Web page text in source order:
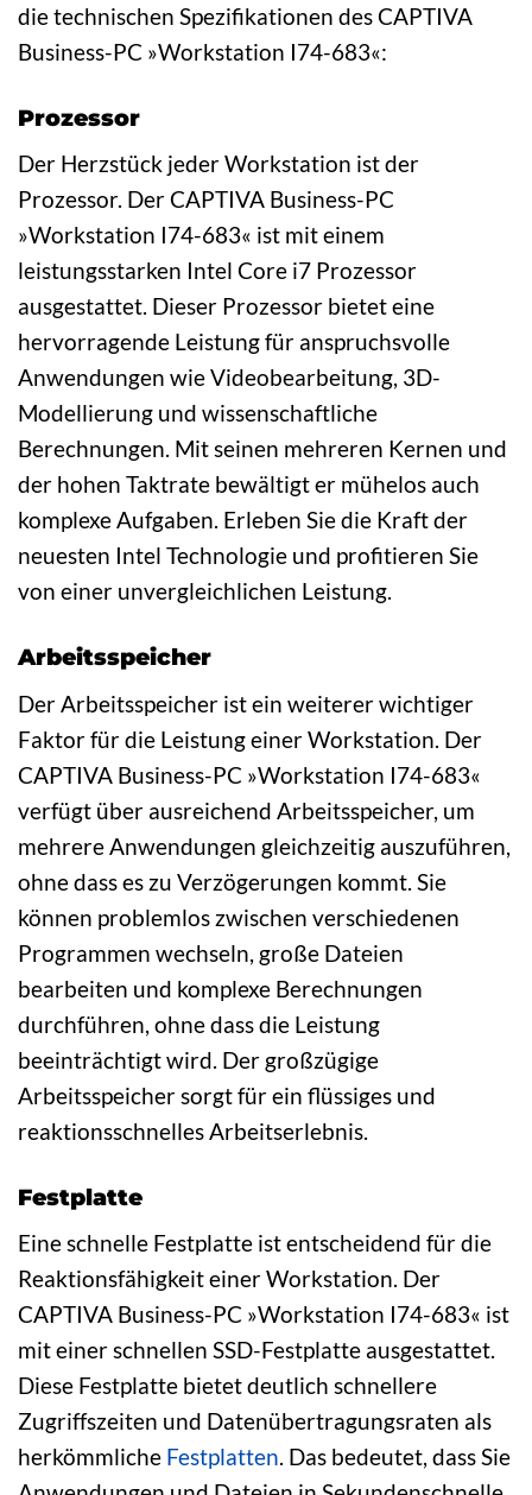
die technischen Spezifikationen des CAPTIVA
Business-PC »Workstation I74-683«:
Prozessor
Der Herzstück jeder Workstation ist der
Prozessor. Der CAPTIVA Business-PC
»Workstation I74-683« ist mit einem
leistungsstarken Intel Core i7 Prozessor
ausgestattet. Dieser Prozessor bietet eine
hervorragende Leistung für anspruchsvolle
Anwendungen wie Videobearbeitung, 3D-
Modellierung und wissenschaftliche
Berechnungen. Mit seinen mehreren Kernen und
der hohen Taktrate bewältigt er mühelos auch
komplexe Aufgaben. Erleben Sie die Kraft der
neuesten Intel Technologie und profitieren Sie
von einer unvergleichlichen Leistung.
Arbeitsspeicher
Der Arbeitsspeicher ist ein weiterer wichtiger
Faktor für die Leistung einer Workstation. Der
CAPTIVA Business-PC »Workstation I74-683«
verfügt über ausreichend Arbeitsspeicher, um
mehrere Anwendungen gleichzeitig auszuführen,
ohne dass es zu Verzögerungen kommt. Sie
können problemlos zwischen verschiedenen
Programmen wechseln, große Dateien
bearbeiten und komplexe Berechnungen
durchführen, ohne dass die Leistung
beeinträchtigt wird. Der großzügige
Arbeitsspeicher sorgt für ein flüssiges und
reaktionsschnelles Arbeitserlebnis.
Festplatte
Eine schnelle Festplatte ist entscheidend für die
Reaktionsfähigkeit einer Workstation. Der
CAPTIVA Business-PC »Workstation I74-683« ist
mit einer schnellen SSD-Festplatte ausgestattet.
Diese Festplatte bietet deutlich schnellere
Zugriffszeiten und Datenübertragungsraten als
herkömmliche Festplatten. Das bedeutet, dass Sie